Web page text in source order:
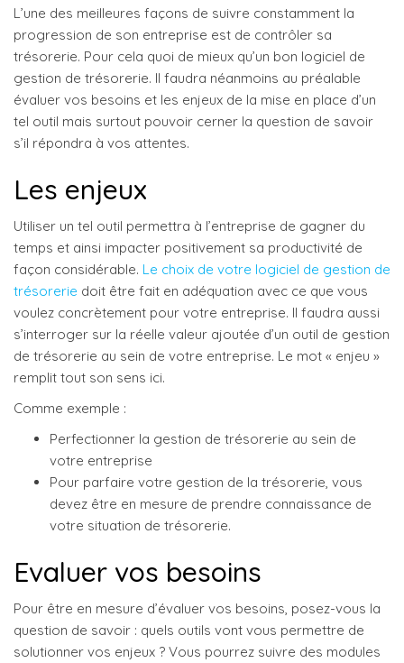
L’une des meilleures façons de suivre constamment la
progression de son entreprise est de contrôler sa
trésorerie. Pour cela quoi de mieux qu’un bon logiciel de
gestion de trésorerie. Il faudra néanmoins au préalable
évaluer vos besoins et les enjeux de la mise en place d’un
tel outil mais surtout pouvoir cerner la question de savoir
s’il répondra à vos attentes.
Les enjeux
Utiliser un tel outil permettra à l’entreprise de gagner du
temps et ainsi impacter positivement sa productivité de
façon considérable. Le choix de votre logiciel de gestion de
trésorerie doit être fait en adéquation avec ce que vous
voulez concrètement pour votre entreprise. Il faudra aussi
s’interroger sur la réelle valeur ajoutée d’un outil de gestion
de trésorerie au sein de votre entreprise. Le mot « enjeu »
remplit tout son sens ici.
Comme exemple :
Perfectionner la gestion de trésorerie au sein de
votre entreprise
Pour parfaire votre gestion de la trésorerie, vous
devez être en mesure de prendre connaissance de
votre situation de trésorerie.
Evaluer vos besoins
Pour être en mesure d’évaluer vos besoins, posez-vous la
question de savoir : quels outils vont vous permettre de
solutionner vos enjeux ? Vous pourrez suivre des modules